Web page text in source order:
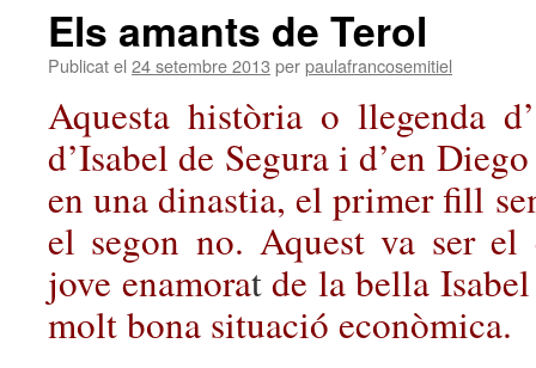
Els amants de Terol
Publicat el 24 setembre 2013 perpaulafrancosemitiel
Aquesta història o llegenda
d’Isabel de Segura i d’en
en una dinastia, el primer fill
el segon no. Aquest va ser
jove enamoratde la bella Isabel
molt bona situació econòmica.